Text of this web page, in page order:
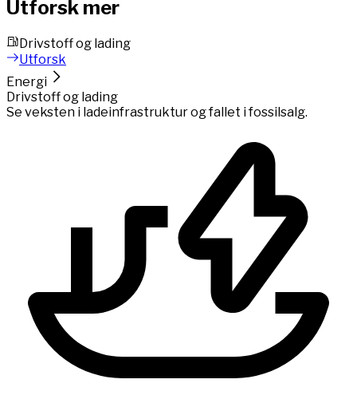
Utforsk mer
Drivstoff og lading
Utforsk
Energi
Drivstoff og lading
Se veksten i ladeinfrastruktur og fallet i fossilsalg.